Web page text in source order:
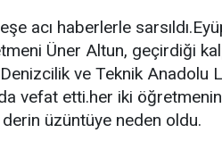
acı haberlerle
Üner Altun, geçirdiği
ve Teknik Anadolu
vefat etti.her iki
üzüntüye neden oldu.